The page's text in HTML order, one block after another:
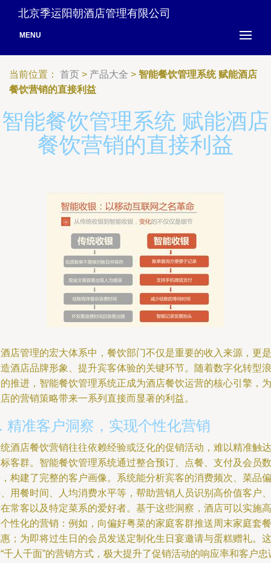
北京季运阳朝酒店管理有限公司
MENU
当前位置： 首页 > 产品大全 > 智能餐饮管理系统 赋能酒店
餐饮营销的直接利益
智能餐饮管理系统 赋能酒店
餐饮营销的直接利益
店管理的宏大体系中，餐饮部门不仅是重要的收入来源，更是
酒店品牌形象、提升宾客体验的关键环节。随着数字化转型浪
推进，智能餐饮管理系统正成为酒店餐饮运营的核心引擎，为
的营销策略带来一系列直接而显著的利益。
精准客户洞察，实现个性化营销
酒店餐饮营销往往依赖经验或泛化的促销活动，难以精准触达
客群。智能餐饮管理系统通过整合预订、点餐、支付及会员数
构建了完整的客户画像。系统能分析宾客的消费频次、菜品偏
用餐时间、人均消费水平等，帮助营销人员识别高价值客户、
常客以及特定菜系的爱好者。基于这些洞察，酒店可以实施高
性化的营销：例如，向偏好粤菜的家庭客群推送周末家庭套餐
；为即将过生日的会员发送定制化生日宴邀请与蛋糕赠礼。这
千人千面”的营销方式，极大提升了促销活动的响应率和客户忠